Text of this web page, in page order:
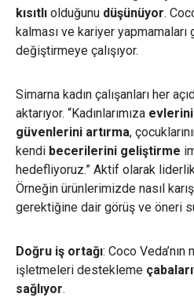
kısıtlı olduğunu düşünüyor.
kalması ve kariyer yapmamaları
değiştirmeye çalışıyor.
Simarna kadın çalışanları her
aktarıyor. “Kadınlarımıza
güvenlerini artırma,
kendi becerilerini geliştirme
hedefliyoruz.” Aktif olarak
Örneğin ürünlerimizde nasıl
gerektiğine dair görüş ve öneri
Doğru iş ortağı: Coco
işletmeleri destekleme
sağlıyor.